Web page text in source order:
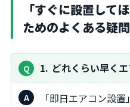
「すぐに設置して
ためのよくある疑
1 どれくらい早く
「即日エアコン設置」や「すぐにエアコン設